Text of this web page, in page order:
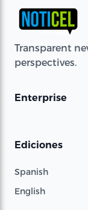
Transparent
perspectives.
Enterprise
Ediciones
Spanish
English